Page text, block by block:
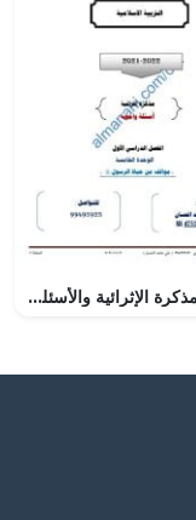
أجوبة المذكرة الإثرائية والأسئلة الملخصة في الوحدة الخامسة (مواقف من حياة الرسول (ص)) (تربية اسلامية) التاسع